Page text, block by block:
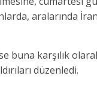
aralarında
buna karşılık
düzenledi.